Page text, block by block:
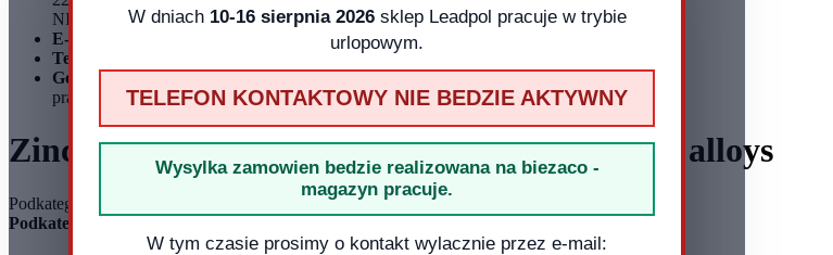
W dniach 10-16 sierpnia 2026sklep Leadpol pracuje w trybie
urlopowym.
TELEFON KONTAKTOWY NIE BEDZIE AKTYWNY
Wysylka zamowien bedzie realizowana na biezaco -
magazyn pracuje.
W tym czasie prosimy o kontakt wylacznie przez e-mail:
NIP: 899 275 16 00
E-mail:
Telefon
Godziny działania sklepuGodziny
pracy: pn - pt 8:00 - 16:00
Zinc products - anodes, wires, sheets and zinc alloys
Podkategorie
Podkategorie